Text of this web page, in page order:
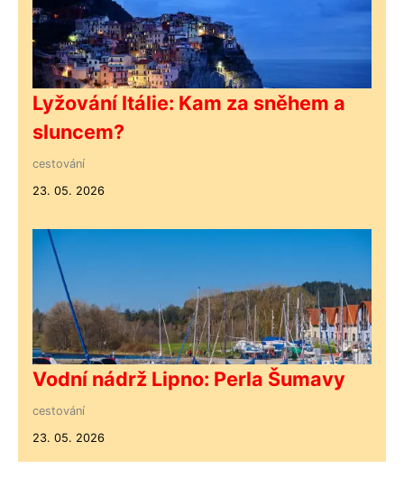
Lyžování Itálie: Kam za sněhem a
sluncem?
cestování
23. 05. 2026
Vodní nádrž Lipno: Perla Šumavy
cestování
23. 05. 2026